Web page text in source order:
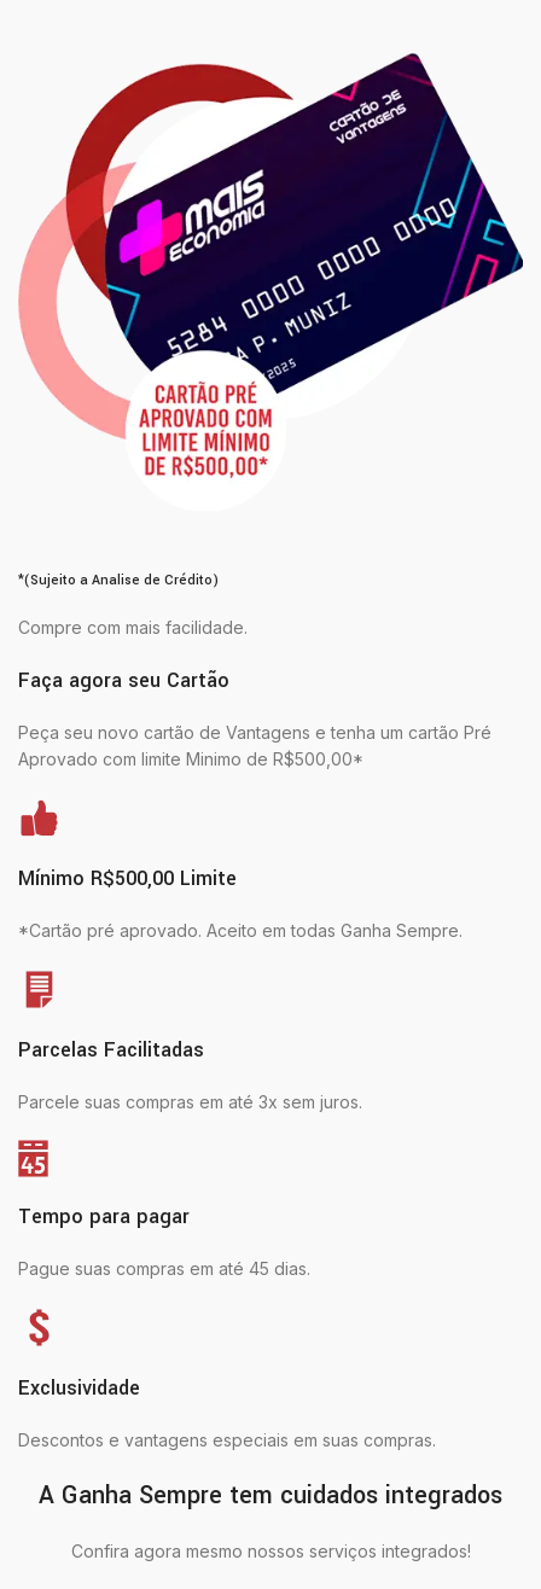
*(Sujeito a Analise de Crédito)
Compre com mais facilidade.
Faça agora seu Cartão
Peça seu novo cartão de Vantagens e tenha um cartão Pré
Aprovado com limite Minimo de R$500,00*
Mínimo R$500,00 Limite
*Cartão pré aprovado. Aceito em todas Ganha Sempre.
Parcelas Facilitadas
Parcele suas compras em até 3x sem juros.
Tempo para pagar
Pague suas compras em até 45 dias.
Exclusividade
Descontos e vantagens especiais em suas compras.
A Ganha Sempre tem cuidados integrados
Confira agora mesmo nossos serviços integrados!